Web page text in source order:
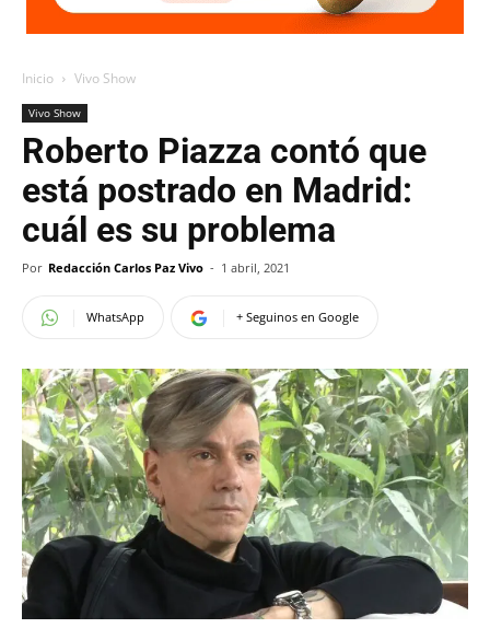
Inicio Vivo Show
Vivo Show
Roberto Piazza contó que
está postrado en Madrid:
cuál es su problema
Por Redacción Carlos Paz Vivo - 1 abril, 2021
WhatsApp + Seguinos en Google